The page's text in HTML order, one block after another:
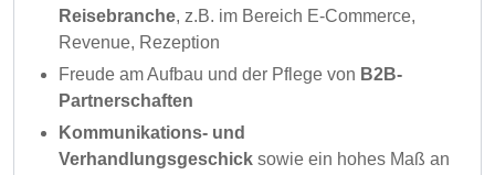
Reisebranche, z.B. im Bereich E-Commerce,
Revenue, Rezeption
Freude am Aufbau und der Pflege von B2B-
Partnerschaften
Kommunikations- und
Verhandlungsgeschick sowie ein hohes Maß an